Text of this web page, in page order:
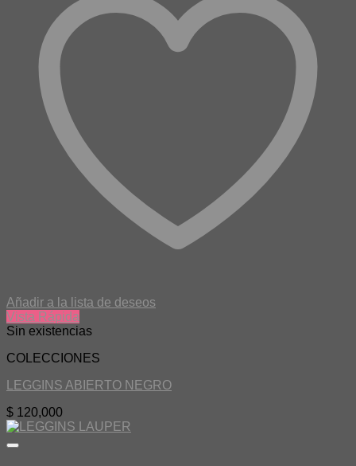
Añadir a la lista de deseos
Vista Rápida
Sin existencias
COLECCIONES
LEGGINS ABIERTO NEGRO
$ 120,000